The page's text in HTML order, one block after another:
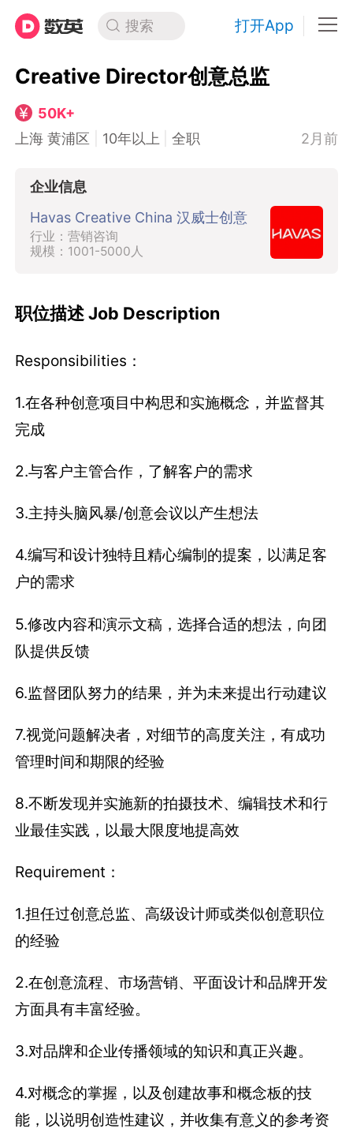
搜索 打开App
Creative Director创意总监
50K+
上海 黄浦区
10年以上 全职 2月前
企业信息
Havas Creative China 汉威士创意
行业：营销咨询
规模：1001-5000人
职位描述 Job Description
Responsibilities：
1.在各种创意项目中构思和实施概念，并监督其
完成
2.与客户主管合作，了解客户的需求
3.主持头脑风暴/创意会议以产生想法
4.编写和设计独特且精心编制的提案，以满足客
户的需求
5.修改内容和演示文稿，选择合适的想法，向团
队提供反馈
6.监督团队努力的结果，并为未来提出行动建议
7.视觉问题解决者，对细节的高度关注，有成功
管理时间和期限的经验
8.不断发现并实施新的拍摄技术、编辑技术和行
业最佳实践，以最大限度地提高效
Requirement：
1.担任过创意总监、高级设计师或类似创意职位
的经验
2.在创意流程、市场营销、平面设计和品牌开发
方面具有丰富经验。
3.对品牌和企业传播领域的知识和真正兴趣。
4.对概念的掌握，以及创建故事和概念板的技
能，以说明创造性建议，并收集有意义的参考资